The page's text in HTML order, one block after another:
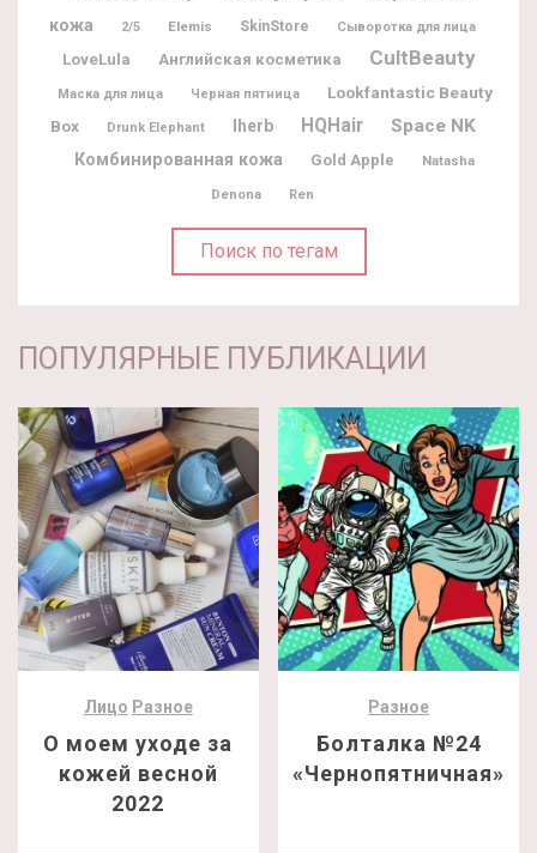
кожа
2/5 Elemis SkinStore Сыворотка для лица
LoveLula Английская косметика CultBeauty
Маска для лица Черная пятница
Lookfantastic Beauty
Box
Drunk Elephant Iherb HQHair Space NK
Комбинированная кожа Gold Apple
Natasha
Denona
Ren
Поиск по тегам
ПОПУЛЯРНЫЕ ПУБЛИКАЦИИ
Лицо Разное
О моем уходе за
кожей весной
2022
Разное
Болталка №24
«Чернопятничная»